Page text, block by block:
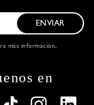
ENVIAR
más información,
en